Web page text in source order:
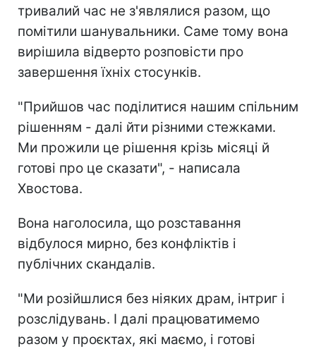
тривалий час не з'являлися разом, що
помітили шанувальники. Саме тому вона
вирішила відверто розповісти про
завершення їхніх стосунків.
"Прийшов час поділитися нашим спільним
рішенням - далі йти різними стежками.
Ми прожили це рішення крізь місяці й
готові про це сказати", - написала
Хвостова.
Вона наголосила, що розставання
відбулося мирно, без конфліктів і
публічних скандалів.
"Ми розійшлися без ніяких драм, інтриг і
розслідувань. І далі працюватимемо
разом у проєктах, які маємо, і готові